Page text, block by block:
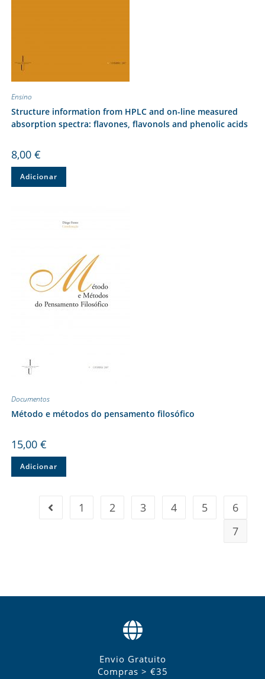
Ensino
Structure information from HPLC and on-line measured
absorption spectra: flavones, flavonols and phenolic acids
8,00 €
Adicionar
Documentos
Método e métodos do pensamento filosófico
15,00 €
Adicionar
1 2 3 4 5
6
7
Envio Gratuito
Compras > €35